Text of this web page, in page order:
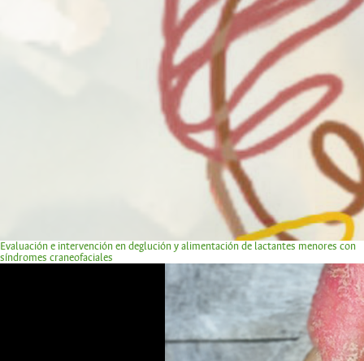
Evaluación e intervención en deglución y alimentación de lactantes menores con
síndromes craneofaciales